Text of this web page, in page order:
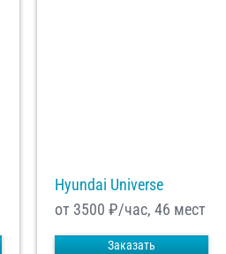
Hyundai Universe
от 3500 ₽/час, 46 мест
Заказать